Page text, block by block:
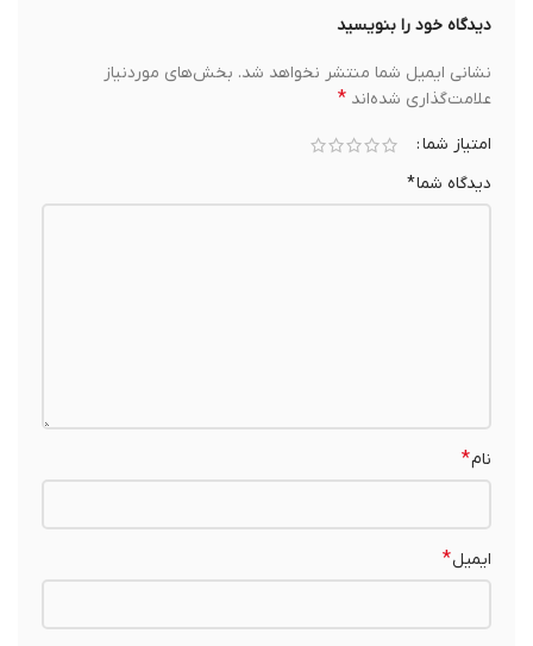
دیدگاه خود را بنویسید
نشانی ایمیل شما منتشر نخواهد شد. بخش‌های موردنیاز
علامت‌گذاری شده‌اند*
امتیاز شما
دیدگاه شما*
ایمیل*